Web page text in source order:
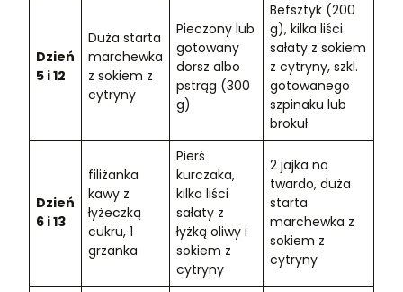
Dzień
5 i 12
Duża starta
marchewka
z sokiem z
cytryny
Pieczony lub
gotowany
dorsz albo
pstrąg (300
g)
Befsztyk (200
g), kilka liści
sałaty z sokiem
z cytryny, szkl.
gotowanego
szpinaku lub
brokuł
Dzień
6 i 13
filiżanka
kawy z
łyżeczką
cukru, 1
grzanka
Pierś
kurczaka,
kilka liści
sałaty z
łyżką oliwy i
sokiem z
cytryny
2 jajka na
twardo, duża
starta
marchewka z
sokiem z
cytryny